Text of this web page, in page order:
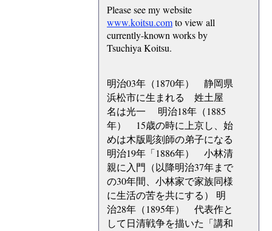
Please see my website
www.koitsu.comto view all
currently-known works by
Tsuchiya Koitsu.
明治03年（1870年） 静岡県
浜松市に生まれる 姓土屋
名は光一 明治18年（1885
年） 15歳の時に上京し、始
めは木版彫刻師の弟子になる
明治19年「1886年） 小林清
親に入門（以降明治37年まで
の30年間、小林家で家族同様
に生活の苦を共にする） 明
治28年（1895年） 代表作と
して日清戦争を描いた「講和